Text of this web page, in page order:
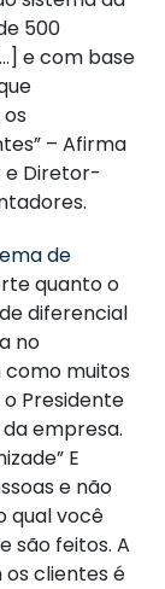
500
e com base
– Afirma
e Diretor-
de
quanto o
diferencial
no
como muitos
Presidente
empresa.
E
e não
qual você
são feitos. A
os clientes é